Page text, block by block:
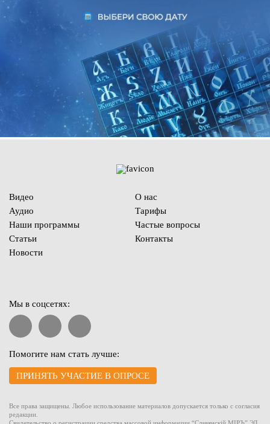
Видео
Аудио
Наши программы
Статьи
Новости
О нас
Тарифы
Частые вопросы
Контакты
Мы в соцсетях:
Помогите нам стать лучше:
ПРИНЯТЬ УЧАСТИЕ В ОПРОСЕ
Все права защищены. Любое использование материалов допускается только с согласия
редакции.